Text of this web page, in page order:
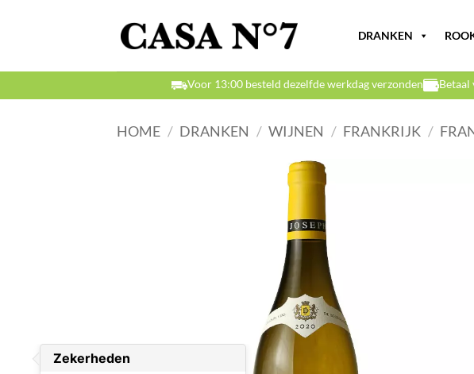
DRANKEN
Voor 13:00 besteld dezelfde werkdag verzonden Betaal
HOME / DRANKEN / WIJNEN / FRANKRIJK /